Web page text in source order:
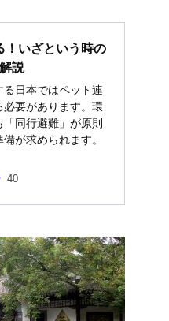
！いざという時の
説
日本ではペット連
要があります。環
同行避難」が原則
が求められます。
40